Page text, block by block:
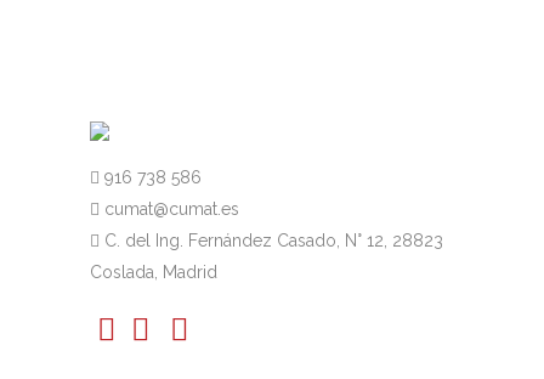
916 738 586
cumat@cumat.es
C. del Ing. Fernández Casado, N° 12, 28823
Coslada, Madrid